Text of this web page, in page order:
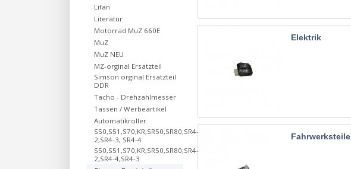
Elektrik
Fahrwerksteile
Lifan
Literatur
Motorrad MuZ 660E
MuZ
MuZ NEU
MZ-orginal Ersatzteil
Simson orginal Ersatzteil
DDR
Tacho - Drehzahlmesser
Tassen / Werbeartikel
Automatikroller
S50,S51,S70,KR,SR50,SR80,SR4-
2,SR4-3, SR4-4
S50,S51,S70,KR,SR50,SR80,SR4-
2,SR4-4,SR4-3